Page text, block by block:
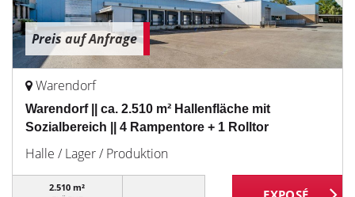
Preis auf Anfrage
Warendorf
Warendorf || ca. 2.510 m² Hallenfläche mit
Sozialbereich || 4 Rampentore + 1 Rolltor
Halle / Lager / Produktion
2.510 m²